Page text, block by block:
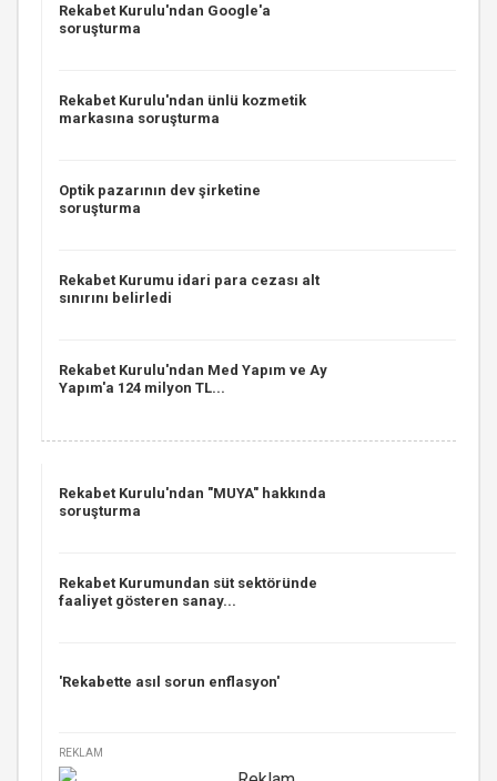
Rekabet Kurulu'ndan Google'a
soruşturma
Rekabet Kurulu'ndan ünlü kozmetik
markasına soruşturma
Optik pazarının dev şirketine
soruşturma
Rekabet Kurumu idari para cezası alt
sınırını belirledi
Rekabet Kurulu'ndan Med Yapım ve Ay
Yapım'a 124 milyon TL...
Rekabet Kurulu'ndan "MUYA" hakkında
soruşturma
Rekabet Kurumundan süt sektöründe
faaliyet gösteren sanay...
'Rekabette asıl sorun enflasyon'
REKLAM